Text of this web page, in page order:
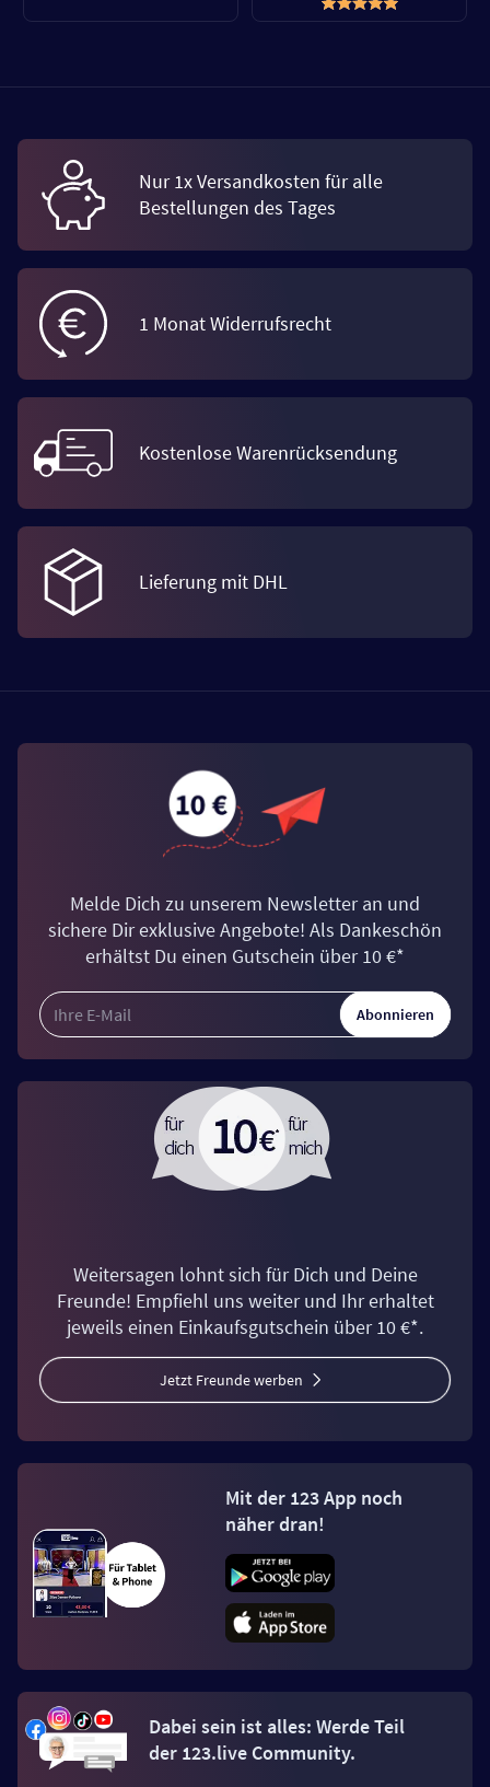
Nur 1x Versandkosten für alle
Bestellungen des Tages
1 Monat Widerrufsrecht
Kostenlose Warenrücksendung
Lieferung mit DHL
Melde Dich zu unserem Newsletter an und
sichere Dir exklusive Angebote! Als Dankeschön
erhältst Du einen Gutschein über 10 €*
Abonnieren
Weitersagen lohnt sich für Dich und Deine
Freunde! Empfiehl uns weiter und Ihr erhaltet
jeweils einen Einkaufsgutschein über 10 €*.
Jetzt Freunde werben
Mit der 123 App noch
näher dran!
Dabei sein ist alles: Werde Teil
der 123.live Community.